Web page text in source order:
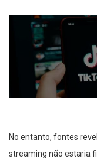
No entanto, fontes
streaming não estaria